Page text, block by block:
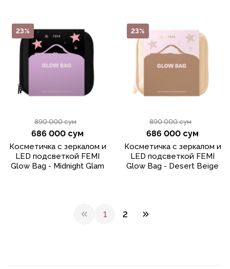
23%
890 000 сум
686 000 сум
Косметичка с зеркалом и
LED подсветкой FEMI
Glow Bag - Midnight Glam
23%
890 000 сум
686 000 сум
Косметичка с зеркалом и
LED подсветкой FEMI
Glow Bag - Desert Beige
1 2